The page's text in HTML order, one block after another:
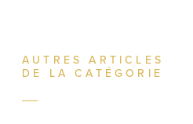
AUTRES ARTICLES
DE LA CATÉGORIE